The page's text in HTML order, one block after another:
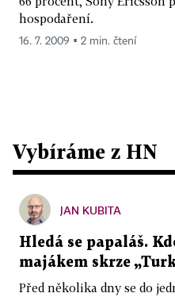
hospodaření.
16. 7. 2009 ▪ 2 min. čtení
Vybíráme z HN
JAN KUBITA
Hledá se papaláš.
majákem skrze
Před několika dny se do